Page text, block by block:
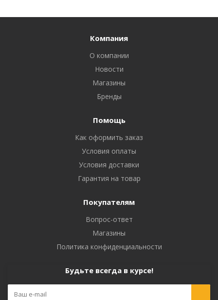
Компания
О компании
Новости
Магазины
Бренды
Помощь
Как оформить заказ
Условия оплаты
Условия доставки
Гарантия на товар
Покупателям
Вопрос-ответ
Магазины
Политика конфиденциальности
Будьте всегда в курсе!